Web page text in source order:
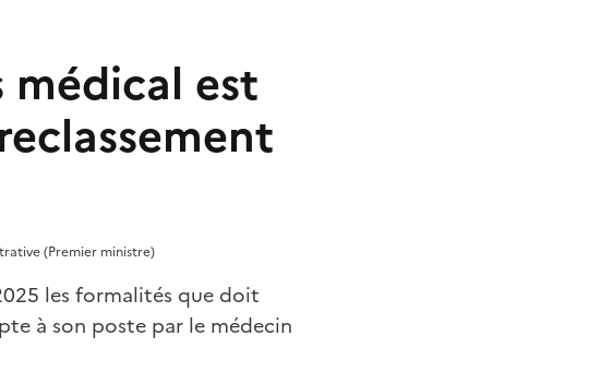
est
(Premier ministre)
les formalités que doit
à son poste par le médecin